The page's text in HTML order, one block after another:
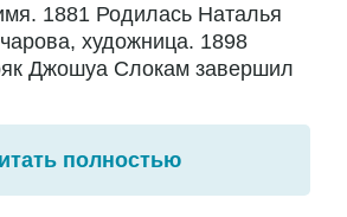
1881 Родилась Наталья
художница. 1898
Джошуа Слокам завершил
полностью